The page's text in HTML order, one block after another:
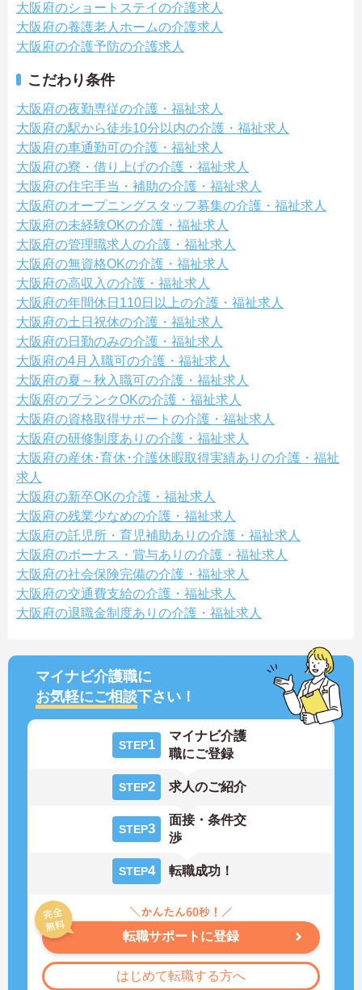
大阪府のショートステイの介護求人
大阪府の養護老人ホームの介護求人
大阪府の介護予防の介護求人
こだわり条件
大阪府の夜勤専従の介護・福祉求人
大阪府の駅から徒歩10分以内の介護・福祉求人
大阪府の車通勤可の介護・福祉求人
大阪府の寮・借り上げの介護・福祉求人
大阪府の住宅手当・補助の介護・福祉求人
大阪府のオープニングスタッフ募集の介護・福祉求人
大阪府の未経験OKの介護・福祉求人
大阪府の管理職求人の介護・福祉求人
大阪府の無資格OKの介護・福祉求人
大阪府の高収入の介護・福祉求人
大阪府の年間休日110日以上の介護・福祉求人
大阪府の土日祝休の介護・福祉求人
大阪府の日勤のみの介護・福祉求人
大阪府の4月入職可の介護・福祉求人
大阪府の夏～秋入職可の介護・福祉求人
大阪府のブランクOKの介護・福祉求人
大阪府の資格取得サポートの介護・福祉求人
大阪府の研修制度ありの介護・福祉求人
大阪府の産休･育休･介護休暇取得実績ありの介護・福祉
求人
大阪府の新卒OKの介護・福祉求人
大阪府の残業少なめの介護・福祉求人
大阪府の託児所・育児補助ありの介護・福祉求人
大阪府のボーナス・賞与ありの介護・福祉求人
大阪府の社会保険完備の介護・福祉求人
大阪府の交通費支給の介護・福祉求人
大阪府の退職金制度ありの介護・福祉求人
マイナビ介護職に
お気軽にご相談下さい！
STEP1
マイナビ介護
職にご登録
STEP2 求人のご紹介
STEP3
面接・条件交
渉
STEP4 転職成功！
転職サポートに登録
はじめて転職する方へ